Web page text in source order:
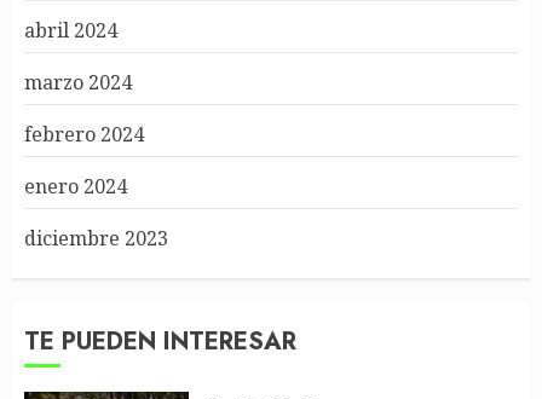
abril 2024
marzo 2024
febrero 2024
enero 2024
diciembre 2023
TE PUEDEN INTERESAR